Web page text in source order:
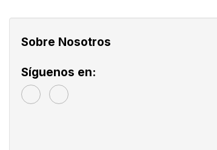
Sobre Nosotros
Síguenos en: